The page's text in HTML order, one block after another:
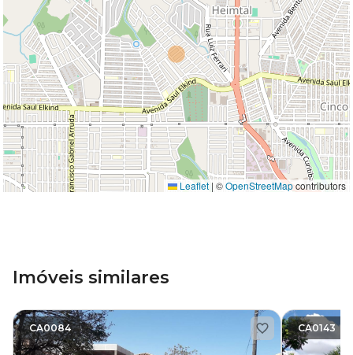
Leaflet | ©OpenStreetMapcontributors
Imóveis similares
CA0084 CA0143